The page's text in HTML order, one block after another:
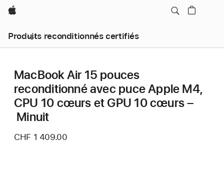
Apple
Produits reconditionnés certifiés
MacBook Air 15 pouces
reconditionné avec puce Apple M4,
CPU 10 cœurs et GPU 10 cœurs –
Minuit
CHF 1 409.00